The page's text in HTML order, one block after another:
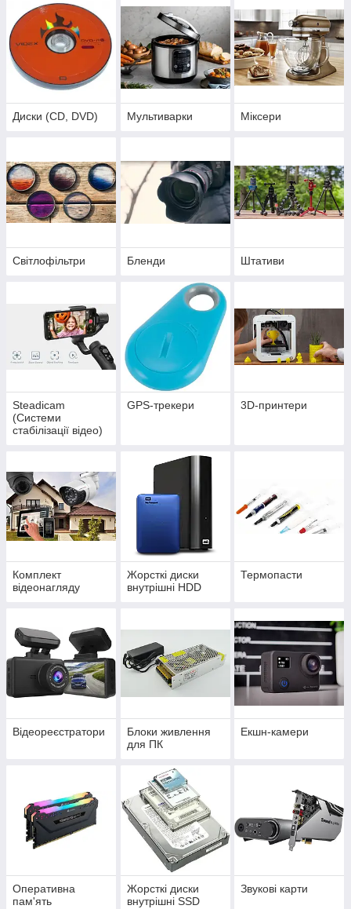
Диски (CD, DVD) Мультиварки Міксери
Світлофільтри Бленди Штативи
Steadicam
(Системи
стабілізації відео)
GPS-трекери 3D-принтери
Комплект
відеонагляду
Жорсткі диски
внутрішні HDD
Термопасти
Відеореєстратори
Блоки живлення
для ПК
Екшн-камери
Оперативна
пам'ять
Жорсткі диски
внутрішні SSD
Звукові карти